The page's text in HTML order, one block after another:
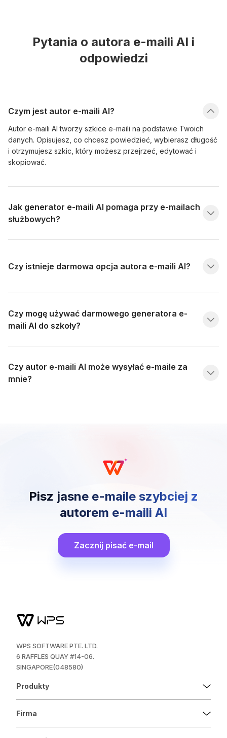
Pytania o autora e-maili AI i
odpowiedzi
Czym jest autor e-maili AI?
Autor e-maili AI tworzy szkice e-maili na podstawie Twoich
danych. Opisujesz, co chcesz powiedzieć, wybierasz długość
i otrzymujesz szkic, który możesz przejrzeć, edytować i
skopiować.
Jak generator e-maili AI pomaga przy e-mailach
służbowych?
Czy istnieje darmowa opcja autora e-maili AI?
Czy mogę używać darmowego generatora e-
maili AI do szkoły?
Czy autor e-maili AI może wysyłać e-maile za
mnie?
Pisz jasne e-maile szybciej z
autorem e-maili AI
Zacznij pisać e-mail
WPS SOFTWARE PTE. LTD.
6 RAFFLES QUAY #14-06.
SINGAPORE(048580)
Produkty
Firma